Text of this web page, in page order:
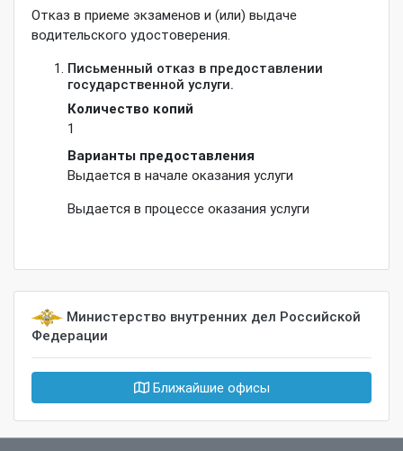
Отказ в приеме экзаменов и (или) выдаче
водительского удостоверения.
Письменный отказ в предоставлении
государственной услуги.
Количество копий
1
Варианты предоставления
Выдается в начале оказания услуги
Выдается в процессе оказания услуги
Министерство внутренних дел Российской
Федерации
Ближайшие офисы